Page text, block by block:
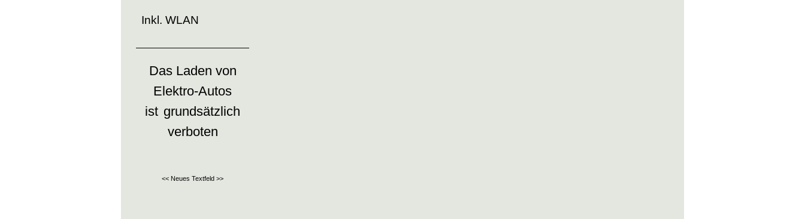
Inkl. WLAN
Das Laden von
Elektro-Autos
ist grundsätzlich
verboten
<< Neues Textfeld >>